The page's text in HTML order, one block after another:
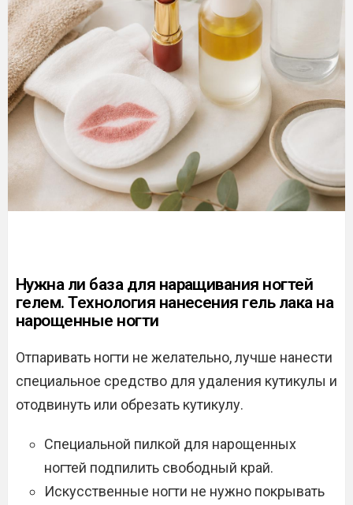
Нужна ли база для наращивания ногтей
гелем. Технология нанесения гель лака на
нарощенные ногти
Отпаривать ногти не желательно, лучше нанести
специальное средство для удаления кутикулы и
отодвинуть или обрезать кутикулу.
Специальной пилкой для нарощенных
ногтей подпилить свободный край.
Искусственные ногти не нужно покрывать